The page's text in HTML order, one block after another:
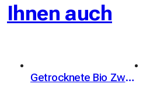
Ihnen auch
Getrocknete Bio Zwetschgen Hochstamm 100g